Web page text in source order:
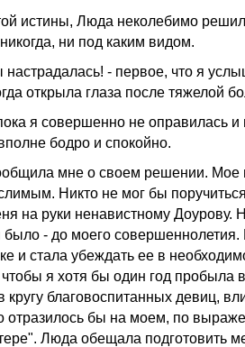
истины, Люда неколебимо
ни под каким видом.
- первое, что я
открыла глаза после тяжелой
я совершенно не оправилась и
бодро и спокойно.
мне о своем решении. Мое
Никто не мог бы поручиться
на руки ненавистному Доурову.
было - до моего
и стала убеждать ее в
я хотя бы один год пробыла в
благовоспитанных девиц,
отразилось бы на моем, по
Люда обещала подготовить